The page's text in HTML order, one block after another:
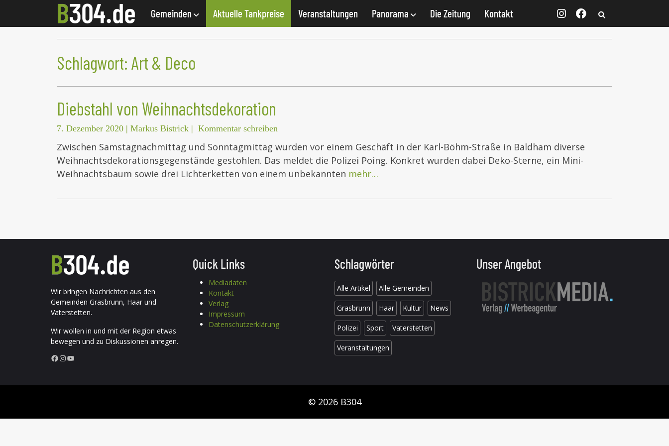
Gemeinden Aktuelle Tankpreise Veranstaltungen Panorama Die Zeitung Kontakt
Schlagwort: Art & Deco
Diebstahl von Weihnachtsdekoration
7. Dezember 2020 | Markus Bistrick | Kommentar schreiben
Zwischen Samstagnachmittag und Sonntagmittag wurden vor einem Geschäft in der Karl-Böhm-Straße in Baldham diverse
Weihnachtsdekorationsgegenstände gestohlen. Das meldet die Polizei Poing. Konkret wurden dabei Deko-Sterne, ein Mini-
Weihnachtsbaum sowie drei Lichterketten von einem unbekannten mehr…
Wir bringen Nachrichten aus den
Gemeinden Grasbrunn, Haar und
Vaterstetten.
Wir wollen in und mit der Region etwas
bewegen und zu Diskussionen anregen.
Facebook InstagramYouTube
Quick Links
Mediadaten
Kontakt
Verlag
Impressum
Datenschutzerklärung
Schlagwörter
Alle Artikel Alle Gemeinden
Grasbrunn Haar Kultur News
Polizei Sport Vaterstetten
Veranstaltungen
Unser Angebot
© 2026 B304